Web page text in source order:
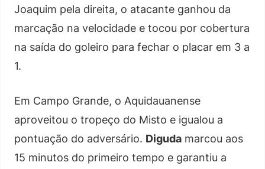
Joaquim pela direita, o atacante ganhou da
marcação na velocidade e tocou por cobertura
na saída do goleiro para fechar o placar em 3 a
1.
Em Campo Grande, o Aquidauanense
aproveitou o tropeço do Misto e igualou a
pontuação do adversário. Diguda marcou aos
15 minutos do primeiro tempo e garantiu a